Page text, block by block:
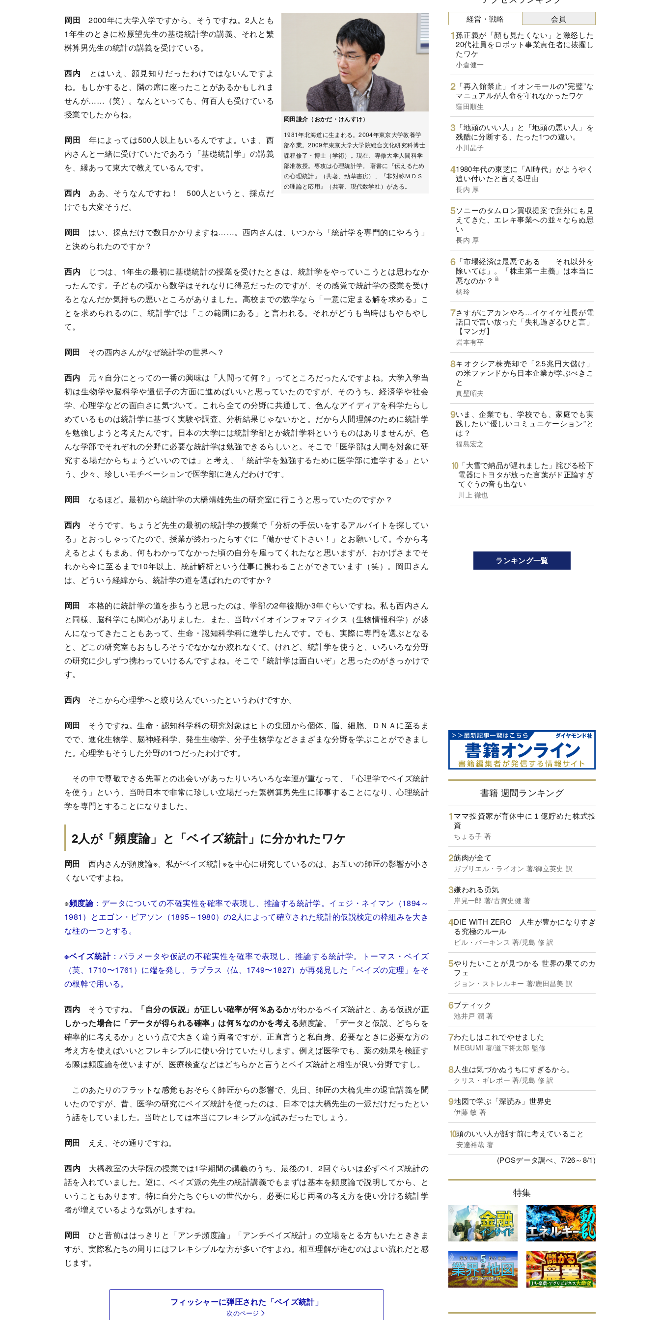
岡田謙介（おかだ・けんすけ）
1981年北海道に生まれる。2004年東京大学教養学
部卒業。2009年東京大学大学院総合文化研究科博士
課程修了・博士（学術）。現在、専修大学人間科学
部准教授。専攻は心理統計学。 著書に『伝えるため
の心理統計』（共著、勁草書房）、『非対称ＭＤＳ
の理論と応用』（共著、現代数学社）がある。
岡田 2000年に大学入学ですから、そうですね。2人とも
1年生のときに松原望先生の基礎統計学の講義、それと繁
桝算男先生の統計の講義を受けている。
西内 とはいえ、顔見知りだったわけではないんですよ
ね。もしかすると、隣の席に座ったことがあるかもしれま
せんが……（笑）。なんといっても、何百人も受けている
授業でしたからね。
岡田 年によっては500人以上もいるんですよ。いま、西
内さんと一緒に受けていたであろう「基礎統計学」の講義
を、縁あって東大で教えているんです。
西内 ああ、そうなんですね！ 500人というと、採点だ
けでも大変そうだ。
岡田 はい、採点だけで数日かかりますね……。西内さんは、いつから「統計学を専門的にやろう」
と決められたのですか？
西内 じつは、1年生の最初に基礎統計の授業を受けたときは、統計学をやっていこうとは思わなか
ったんです。子どもの頃から数学はそれなりに得意だったのですが、その感覚で統計学の授業を受け
るとなんだか気持ちの悪いところがありました。高校までの数学なら「一意に定まる解を求める」こ
とを求められるのに、統計学では「この範囲にある」と言われる。それがどうも当時はもやもやし
て。
岡田 その西内さんがなぜ統計学の世界へ？
西内 元々自分にとっての一番の興味は「人間って何？」ってところだったんですよね。大学入学当
初は生物学や脳科学や遺伝子の方面に進めばいいと思っていたのですが、そのうち、経済学や社会
学、心理学などの面白さに気づいて。これら全ての分野に共通して、色んなアイディアを科学たらし
めているものは統計学に基づく実験や調査、分析結果じゃないかと。だから人間理解のために統計学
を勉強しようと考えたんです。日本の大学には統計学部とか統計学科というものはありませんが、色
んな学部でそれぞれの分野に必要な統計学は勉強できるらしいと。そこで「医学部は人間を対象に研
究する場だからちょうどいいのでは」と考え、「統計学を勉強するために医学部に進学する」とい
う、少々、珍しいモチベーションで医学部に進んだわけです。
岡田 なるほど。最初から統計学の大橋靖雄先生の研究室に行こうと思っていたのですか？
西内 そうです。ちょうど先生の最初の統計学の授業で「分析の手伝いをするアルバイトを探してい
る」とおっしゃってたので、授業が終わったらすぐに「働かせて下さい！」とお願いして。今から考
えるとよくもまあ、何もわかってなかった頃の自分を雇ってくれたなと思いますが、おかげさまでそ
れから今に至るまで10年以上、統計解析という仕事に携わることができています（笑）。岡田さん
は、どういう経緯から、統計学の道を選ばれたのですか？
岡田 本格的に統計学の道を歩もうと思ったのは、学部の2年後期か3年ぐらいですね。私も西内さん
と同様、脳科学にも関心がありました。また、当時バイオインフォマティクス（生物情報科学）が盛
んになってきたこともあって、生命・認知科学科に進学したんです。でも、実際に専門を選ぶとなる
と、どこの研究室もおもしろそうでなかなか絞れなくて。けれど、統計学を使うと、いろいろな分野
の研究に少しずつ携わっていけるんですよね。そこで「統計学は面白いぞ」と思ったのがきっかけで
す。
西内 そこから心理学へと絞り込んでいったというわけですか。
岡田 そうですね。生命・認知科学科の研究対象はヒトの集団から個体、脳、細胞、ＤＮＡに至るま
でで、進化生物学、脳神経科学、発生生物学、分子生物学などさまざまな分野を学ぶことができまし
た。心理学もそうした分野の1つだったわけです。
その中で尊敬できる先輩との出会いがあったりいろいろな幸運が重なって、「心理学でベイズ統計
を使う」という、当時日本で非常に珍しい立場だった繁桝算男先生に師事することになり、心理統計
学を専門とすることになりました。
2人が「頻度論」と「ベイズ統計」に分かれたワケ
岡田 西内さんが頻度論※、私がベイズ統計※を中心に研究しているのは、お互いの師匠の影響が小さ
くないですよね。
※頻度論：データについての不確実性を確率で表現し、推論する統計学。イェジ・ネイマン（1894～
1981）とエゴン・ピアソン（1895～1980）の2人によって確立された統計的仮説検定の枠組みを大き
な柱の一つとする。
※ベイズ統計 ：パラメータや仮説の不確実性を確率で表現し、推論する統計学。トーマス・ベイズ
（英、1710〜1761）に端を発し、ラプラス（仏、1749〜1827）が再発見した「ベイズの定理」をそ
の根幹で用いる。
西内 そうですね。 「自分の仮説」が正しい確率が何％あるかがわかるベイズ統計と、ある仮説が正
しかった場合に「データが得られる確率」は何％なのかを考える頻度論。「データと仮説、どちらを
確率的に考えるか」という点で大きく違う両者ですが、正直言うと私自身、必要なときに必要な方の
考え方を使えばいいとフレキシブルに使い分けていたりします。例えば医学でも、薬の効果を検証す
る際は頻度論を使いますが、医療検査などはどちらかと言うとベイズ統計と相性が良い分野ですし。
このあたりのフラットな感覚もおそらく師匠からの影響で、先日、師匠の大橋先生の退官講義を聞
いたのですが、昔、医学の研究にベイズ統計を使ったのは、日本では大橋先生の一派だけだったとい
う話をしていました。当時としては本当にフレキシブルな試みだったでしょう。
岡田 ええ、その通りですね。
西内 大橋教室の大学院の授業では1学期間の講義のうち、最後の1、2回ぐらいは必ずベイズ統計の
話を入れていました。逆に、ベイズ派の先生の統計講義でもまずは基本を頻度論で説明してから、と
いうこともあります。特に自分たちぐらいの世代から、必要に応じ両者の考え方を使い分ける統計学
者が増えているような気がしますね。
岡田 ひと昔前ははっきりと「アンチ頻度論」「アンチベイズ統計」の立場をとる方もいたとききま
すが、実際私たちの周りにはフレキシブルな方が多いですよね。相互理解が進むのはよい流れだと感
じます。
フィッシャーに弾圧された「ベイズ統計」
次のページ
経営・戦略
孫正義が「顔も見たくない」と激怒した
20代社員をロボット事業責任者に抜擢し
たワケ
小倉健一
「再入館禁止」イオンモールの“完璧”な
マニュアルが人命を守れなかったワケ
窪田順生
「地頭のいい人」と「地頭の悪い人」を
残酷に分断する、たった1つの違い。
小川晶子
1980年代の東芝に「AI時代」がようやく
追い付いたと言える理由
長内 厚
ソニーのタムロン買収提案で意外にも見
えてきた、エレキ事業への並々ならぬ思
い
長内 厚
「市場経済は最悪である――それ以外を
除いては」。「株主第一主義」は本当に
悪なのか？
橘玲
さすがにアカンやろ…イケイケ社長が電
話口で言い放った「失礼過ぎるひと言」
【マンガ】
岩本有平
キオクシア株売却で「2.5兆円大儲け」
の米ファンドから日本企業が学ぶべきこ
と
真壁昭夫
いま、企業でも、学校でも、家庭でも実
践したい“優しいコミュニケーション”と
は？
福島宏之
「大雪で納品が遅れました」詫びる松下
電器にトヨタが放った言葉がド正論すぎ
てぐうの音も出ない
川上 徹也
会員
ランキング一覧
書籍 週間ランキング
ママ投資家が育休中に１億貯めた株式投
資
ちょる子 著
筋肉が全て
ガブリエル・ライオン 著/御立英史 訳
嫌われる勇気
岸見一郎 著/古賀史健 著
DIE WITH ZERO 人生が豊かになりすぎ
る究極のルール
ビル・パーキンス 著/児島 修 訳
やりたいことが見つかる 世界の果てのカ
フェ
ジョン・ストレルキー 著/鹿田昌美 訳
ブティック
池井戸 潤 著
わたしはこれでやせました
MEGUMI 著/道下将太郎 監修
人生は気づかぬうちにすぎるから。
クリス・ギレボー 著/児島 修 訳
地図で学ぶ「深読み」世界史
伊藤 敏 著
頭のいい人が話す前に考えていること
安達裕哉 著
(POSデータ調べ、7/26～8/1)
特集